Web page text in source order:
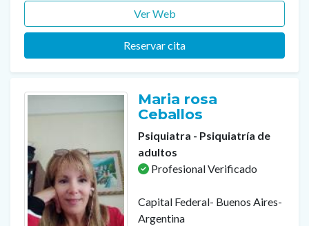
Ver Web
Reservar cita
Maria rosa
Ceballos
Psiquiatra - Psiquiatría de
adultos
Profesional Verificado
Capital Federal- Buenos Aires-
Argentina